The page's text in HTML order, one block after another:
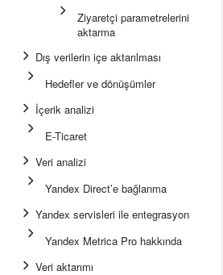
Ziyaretçi parametrelerini
aktarma
Dış verilerin içe aktarılması
Hedefler ve dönüşümler
İçerik analizi
E-Ticaret
Veri analizi
Yandex Direct’e bağlanma
Yandex servisleri ile entegrasyon
Yandex Metrica Pro hakkında
Veri aktarımı